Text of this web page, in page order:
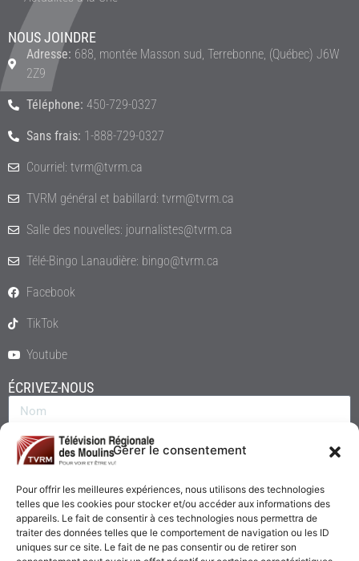
Gérer le consentement
Pour offrir les meilleures expériences, nous utilisons des technologies
telles que les cookies pour stocker et/ou accéder aux informations des
appareils. Le fait de consentir à ces technologies nous permettra de
traiter des données telles que le comportement de navigation ou les ID
uniques sur ce site. Le fait de ne pas consentir ou de retirer son
NOUS JOINDRE
Adresse: 688, montée Masson sud, Terrebonne, (Québec) J6W
2Z9
Téléphone: 450-729-0327
Sans frais: 1-888-729-0327
Courriel: tvrm@tvrm.ca
TVRM général et babillard: tvrm@tvrm.ca
Salle des nouvelles: journalistes@tvrm.ca
Télé-Bingo Lanaudière: bingo@tvrm.ca
Facebook
TikTok
Youtube
ÉCRIVEZ-NOUS